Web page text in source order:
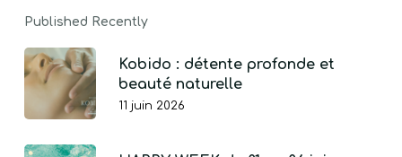
Published Recently
Kobido : détente profonde et
beauté naturelle
11 juin 2026